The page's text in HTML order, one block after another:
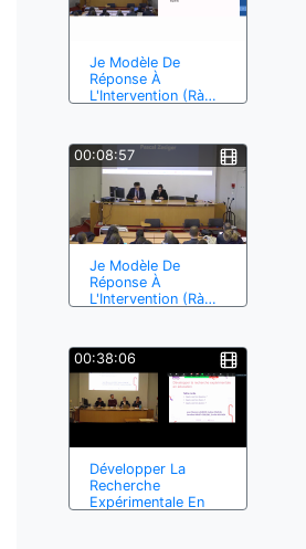
Je Modèle De
Réponse À
L'Intervention (Rà…
00:08:57
Je Modèle De
Réponse À
L'Intervention (Rà…
00:38:06
Développer La
Recherche
Expérimentale En